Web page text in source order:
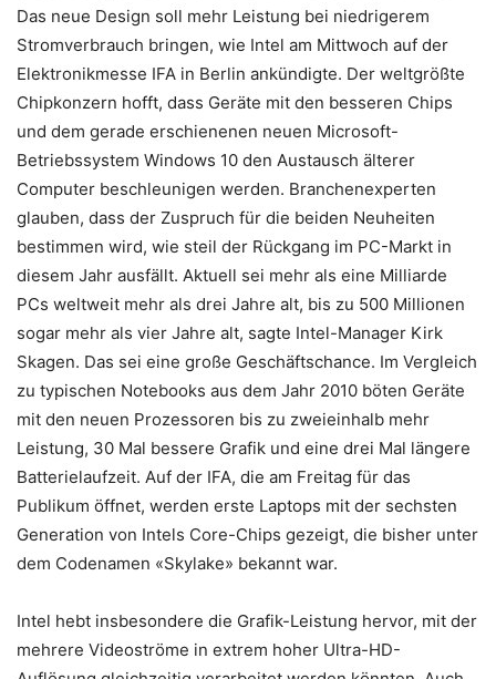
Das neue Design soll mehr Leistung bei niedrigerem
Stromverbrauch bringen, wie Intel am Mittwoch auf der
Elektronikmesse IFA in Berlin ankündigte. Der weltgrößte
Chipkonzern hofft, dass Geräte mit den besseren Chips
und dem gerade erschienenen neuen Microsoft-
Betriebssystem Windows 10 den Austausch älterer
Computer beschleunigen werden. Branchenexperten
glauben, dass der Zuspruch für die beiden Neuheiten
bestimmen wird, wie steil der Rückgang im PC-Markt in
diesem Jahr ausfällt. Aktuell sei mehr als eine Milliarde
PCs weltweit mehr als drei Jahre alt, bis zu 500 Millionen
sogar mehr als vier Jahre alt, sagte Intel-Manager Kirk
Skagen. Das sei eine große Geschäftschance. Im Vergleich
zu typischen Notebooks aus dem Jahr 2010 böten Geräte
mit den neuen Prozessoren bis zu zweieinhalb mehr
Leistung, 30 Mal bessere Grafik und eine drei Mal längere
Batterielaufzeit. Auf der IFA, die am Freitag für das
Publikum öffnet, werden erste Laptops mit der sechsten
Generation von Intels Core-Chips gezeigt, die bisher unter
dem Codenamen «Skylake» bekannt war.
Intel hebt insbesondere die Grafik-Leistung hervor, mit der
mehrere Videoströme in extrem hoher Ultra-HD-